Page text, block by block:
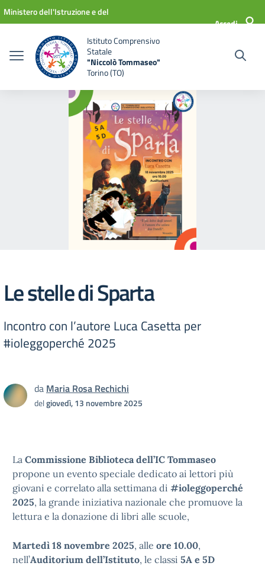
Vai ai contenuti
Vai al menu di navigazione
Vai al footer
Ministero dell'Istruzione e del
Accedi
Istituto Comprensivo
Statale
"Niccolò Tommaseo"
Torino (TO)
Le stelle di Sparta
Incontro con l’autore Luca Casetta per
#ioleggoperché 2025
da Maria Rosa Rechichi
delgiovedì, 13 novembre 2025
La Commissione Biblioteca dell’IC Tommaseo
propone un evento speciale dedicato ai lettori più
giovani e correlato alla settimana di #ioleggoperché
2025, la grande iniziativa nazionale che promuove la
lettura e la donazione di libri alle scuole,
Martedì 18 novembre 2025, alle ore 10.00,
nell’Auditorium dell’Istituto, le classi 5A e 5D